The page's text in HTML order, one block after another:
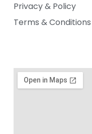
Privacy & Policy
Terms & Conditions